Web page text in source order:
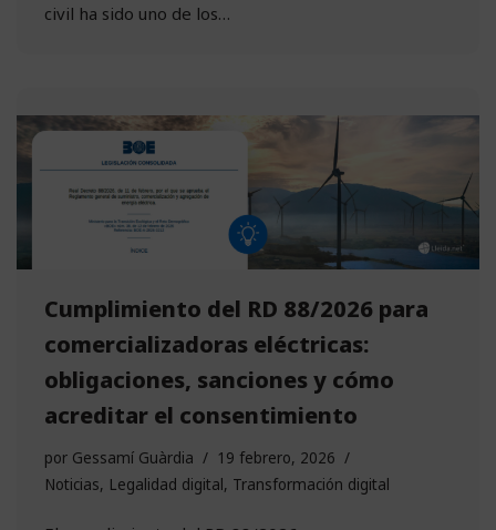
civil ha sido uno de los…
Cumplimiento del RD 88/2026 para
comercializadoras eléctricas:
obligaciones, sanciones y cómo
acreditar el consentimiento
por Gessamí Guàrdia
19 febrero, 2026
Noticias, Legalidad digital, Transformación digital